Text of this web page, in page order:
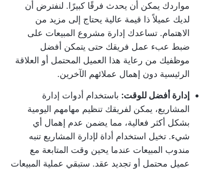
مواردك يمكن أن يحدث فرقًا كبيرًا. لنفترض أن
لديك عميلاً ذا قيمة عالية يحتاج إلى مزيد من
الاهتمام. تساعدك إدارة مشروع المبيعات على
ضبط عبء عمل فريقك حتى يتمكن أفضل
موظفيك من رعاية هذا العميل المحتمل أو العلاقة
الرئيسية دون إهمال عملائهم الآخرين.
إدارة أفضل للوقت: باستخدام أدوات إدارة
المشاريع، يمكن لفريقك تنظيم مهامهم اليومية
بشكل أكثر فعالية، مما يضمن عدم إهمال أي
شيء. تخيل استخدام أداة لإدارة المشاريع تنبه
مندوب المبيعات عندما يحين وقت المتابعة مع
عميل محتمل أو تجديد عقد. ستبقي عملية المبيعات